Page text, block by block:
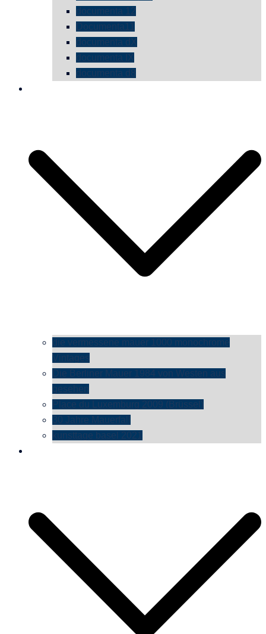
documenta 12
Documenta11
documenta dX
documenta IX
documenta d8
die vermessene mauer 1000 monochrome
Vintages
Die Berliner Mauer 1984 von Westen aus
gesehen
Place du Luxemburg 2009 (Brüssel)
30 Jahre Mauerfall
kunsttage basel 2021